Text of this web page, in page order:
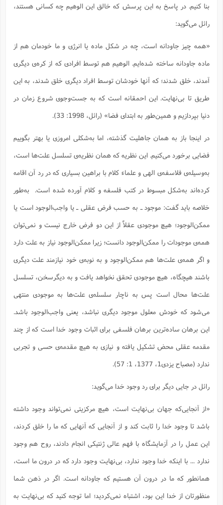
بنا کنیم. در پاسخ به این پرسش که خالق این الوهیم چه کسانی هستند،
رائل می‌گوید:
«همه چیز جاودانه است، چه در شکل ماده یا انرژی و ما خودمان هم از
ماده جاودانه ساخته شده‌ایم. الوهیم هم توسط افرادی که از کره‌ی دیگری
آمدند، خلق شدند؛ که آنها خودشان توسط افراد دیگری خلق شدند، به این
طریق تا بی‌نهایت. این احمقانه است که به جست‌وجوی شروع زمان در
دنیا بپردازیم و همین‌طور به ابتدای فضا» (رائل، 1998: 33).
در اینجا باز به همان جاهلیت گذشته، اما به‌شکلی امروزی یا بهتر بگوییم
فضایی برخورد می‌کنیم. این نظریه که همان نظریه‌ی تسلسل علت‌ها است،
به‌وسیله‌ی فلاسفه‌ی الهی و علماء کلام با براهین بسیاری که در رد آن اقامه
کرده‌اند به‌شکل مبسوط در کتب فلسفه و کلام آورده شده است. به‌طور
خلاصه باید گفت: موجود ـ به حسب فرض عقلی ـ یا واجب‌الوجود است یا
ممکن‌الوجود؛ هیچ موجودی عقلاً از این دو فرض خارج نیست و نمی‌توان
همه‌ی موجودات را ممکن‌الوجود دانست؛ زیرا ممکن‌الوجود نیاز به علت دارد
و اگر همه‌ی علت‌ها هم ممکن‌الوجود و به نوبه‌ی خود نیازمند علت دیگری
باشند هیچگاه، هیچ موجودی تحقق نخواهد یافت و به دیگرسخن، تسلسل
علت‌ها محال است پس به ناچار سلسله‌ی علت‌ها به موجودی منتهی
می‌شود که خودش معلول موجود دیگری نباشد، یعنی واجب‌الوجود باشد.
این برهان ساده‌ترین برهان فلسفی برای اثبات وجود خدا است که از چند
مقدمه عقلی محض تشکیل یافته و نیازی به هیچ مقدمه‌ی حسی و تجربی
ندارد (مصباح یزدی1، 1377، 1: 57).
رائل در جایی دیگر برای رد وجود خدا می‌گوید:
«از آنجایی‌که جهان بی‌نهایت است، هیچ مرکزیتی نمی‌تواند وجود داشته
باشد تا وجود خدا را ثابت کند و از آنجایی که آنهایی که ما را خلق کردند،
این عمل را در آزمایشگاه با فهم عالی ژنتیکی انجام دادند، روح هم وجود
ندارد ... با اینکه خدا وجود ندارد، بی‌نهایت وجود دارد که در درون ما است،
همانطور که ما در درون آن هستیم که جاودانه است. اگر در ذهن شما
منظورتان از خدا این بود، اشتباه نمی‌کردید؛ اما توجه کنید که بی‌نهایت به